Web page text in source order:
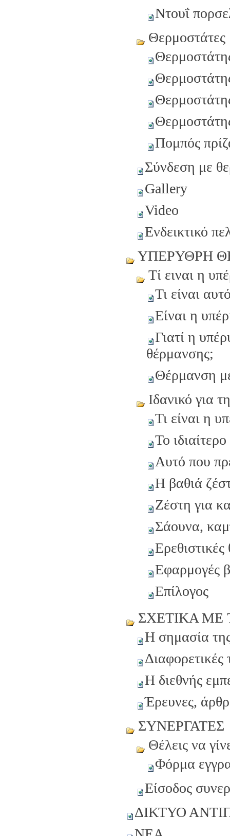
Ντουΐ
Θερμοστάτες
Πομπός
Σύνδεση με
Gallery
Video
Eνδεικτικό
ΥΠΕΡΥΘΡΗ
Τί ειναι η
Τι είναι
Είναι η
Γιατί η
θέρμανσης;
Θέρμανση
Ιδανικό για
Τι είναι η
Το
Αυτό που
Η βαθιά
Ζέστη για
Σάουνα,
Εφαρμογές
Επίλογος
ΣΧΕΤΙΚΑ
H σημασία
Διαφορετικές
Η διεθνής
Έρευνες,
ΣΥΝΕΡΓΑΤΕΣ
Θέλεις να
Φόρμα
Είσοδος
ΔΙΚΤΥΟ